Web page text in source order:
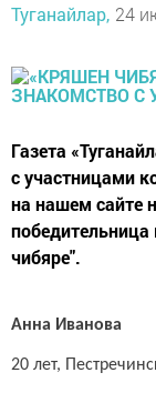
Туганайлар, 24
Газета
с участницами
на нашем сайте
победительница
чибяре".
Анна Иванова
20 лет,